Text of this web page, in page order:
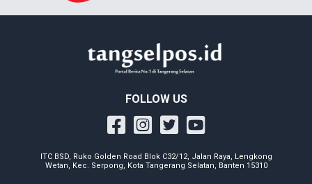
FOLLOW US
ITC BSD, Ruko Golden Road Blok C32/12, Jalan Raya, Lengkong
Wetan, Kec. Serpong, Kota Tangerang Selatan, Banten 15310